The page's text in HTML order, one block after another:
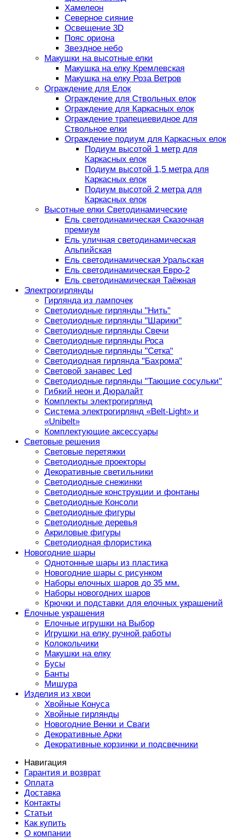
Хамелеон
Северное сияние
Освещение 3D
Пояс ориона
Звездное небо
Макушки на высотные елки
Макушка на елку Кремлевская
Макушка на елку Роза Ветров
Ограждение для Елок
Ограждение для Ствольных елок
Ограждение для Каркасных елок
Ограждение трапециевидное для
Ствольное елки
Ограждение подиум для Каркасных елок
Подиум высотой 1 метр для
Каркасных елок
Подиум высотой 1,5 метра для
Каркасных елок
Подиум высотой 2 метра для
Каркасных елок
Высотные елки Светодинамические
Ель светодинамическая Сказочная
премиум
Ель уличная светодинамическая
Альпийская
Ель светодинамическая Уральская
Ель светодинамическая Евро-2
Ель светодинамическая Таёжная
Электрогирлянды
Гирлянда из лампочек
Светодиодные гирлянды "Нить"
Светодиодные гирлянды "Шарики"
Светодиодные гирлянды Свечи
Светодиодные гирлянды Роса
Светодиодные гирлянды "Сетка"
Светодиодная гирлянда "Бахрома"
Световой занавес Led
Светодиодные гирлянды "Тающие сосульки"
Гибкий неон и Дюралайт
Комплекты электрогирлянд
Система электрогирлянд «Belt-Light» и
«Unibelt»
Комплектующие аксессуары
Световые решения
Световые перетяжки
Светодиодные проекторы
Декоративные светильники
Светодиодные снежинки
Светодиодные конструкции и фонтаны
Светодиодные Консоли
Светодиодные фигуры
Светодиодные деревья
Акриловые фигуры
Светодиодная флористика
Новогодние шары
Однотонные шары из пластика
Новогодние шары с рисунком
Наборы елочных шаров до 35 мм.
Наборы новогодних шаров
Крючки и подставки для елочных украшений
Ёлочные украшения
Елочные игрушки на Выбор
Игрушки на елку ручной работы
Колокольчики
Макушки на елку
Бусы
Банты
Мишура
Изделия из хвои
Хвойные Конуса
Хвойные гирлянды
Новогодние Венки и Сваги
Декоративные Арки
Декоративные корзинки и подсвечники
Навигация
Гарантия и возврат
Оплата
Доставка
Контакты
Статьи
Как купить
О компании